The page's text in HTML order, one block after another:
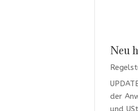
Neu
der
und